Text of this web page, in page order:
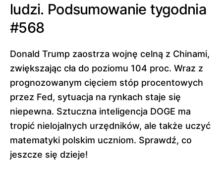
ludzi. Podsumowanie tygodnia
#568
Donald Trump zaostrza wojnę celną z Chinami,
zwiększając cła do poziomu 104 proc. Wraz z
prognozowanym cięciem stóp procentowych
przez Fed, sytuacja na rynkach staje się
niepewna. Sztuczna inteligencja DOGE ma
tropić nielojalnych urzędników, ale także uczyć
matematyki polskim uczniom. Sprawdź, co
jeszcze się dzieje!